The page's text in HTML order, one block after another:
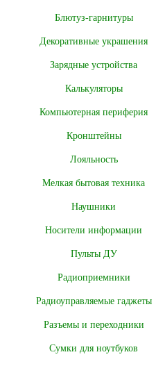
Блютуз-гарнитуры
Декоративные украшения
Зарядные устройства
Калькуляторы
Компьютерная периферия
Кронштейны
Лояльность
Мелкая бытовая техника
Наушники
Носители информации
Пульты ДУ
Радиоприемники
Радиоуправляемые гаджеты
Разъемы и переходники
Сумки для ноутбуков